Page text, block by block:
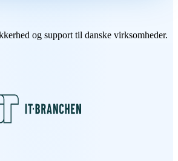
og support til danske virksomheder.